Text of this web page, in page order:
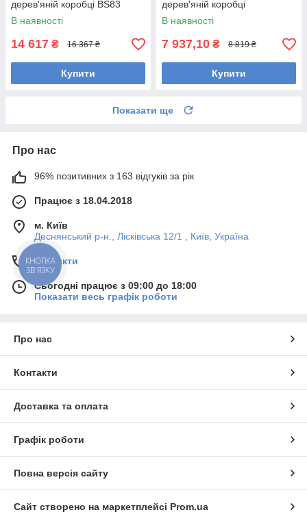
дерев'яній коробці BS83
В наявності
14 617 ₴ 16 367 ₴
Купити
дерев'яній коробці
В наявності
7 937,10 ₴ 8 819 ₴
Купити
Показати ще
Про нас
96% позитивних з 163 відгуків за рік
Працює з 18.04.2018
м. Київ
Деснянський р-н., Лісківська 12/1 , Київ, Україна
Контакти
Сьогодні працює з 09:00 до 18:00
Показати весь графік роботи
Про нас
Контакти
Доставка та оплата
Графік роботи
Повна версія сайту
Сайт створено на маркетплейсі Prom.ua
КНОПКА
ЗВ'ЯЗКУ